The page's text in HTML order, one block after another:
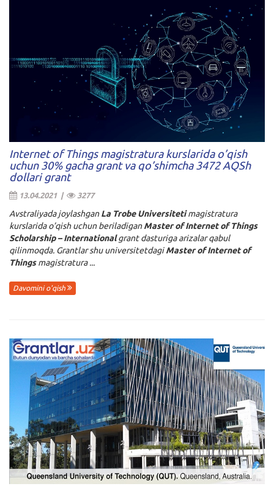
Internet of Things magistratura kurslarida o’qish
uchun 30% gacha grant va qo’shimcha 3472 AQSh
dollari grant
13.04.2021 | 3277
Avstraliyada joylashganLa Trobe Universitetimagistratura
kurslarida o’qish uchun beriladiganMaster of Internet of Things
Scholarship – Internationalgrant dasturiga arizalar qabul
qilinmoqda. Grantlar shu universitetdagiMaster of Internet of
Thingsmagistratura ...
Davomini o'qish